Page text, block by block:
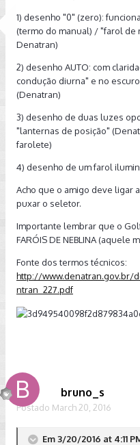
1) desenho "0" (zero):
(termo do manual) / "farol de
Denatran)
2) desenho AUTO: com
condução diurna" e no
(Denatran)
3) desenho de duas luzes
"lanternas de posição"
farolete)
4) desenho de um farol
Acho que o amigo deve ligar
puxar o seletor.
Importante lembrar que o Golf
FARÓIS DE NEBLINA (aquele
Fonte dos termos técnicos:
http://www.denatran.gov.br/
ntran_227.pdf
bruno_s
Postado March 20, 2016
Em 3/20/2016 at 4:11